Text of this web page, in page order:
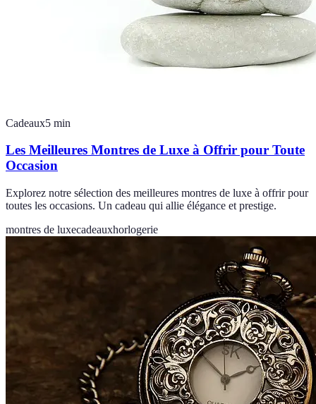
Cadeaux5 min
Les Meilleures Montres de Luxe à Offrir pour Toute
Occasion
Explorez notre sélection des meilleures montres de luxe à offrir pour
toutes les occasions. Un cadeau qui allie élégance et prestige.
montres de luxecadeauxhorlogerie